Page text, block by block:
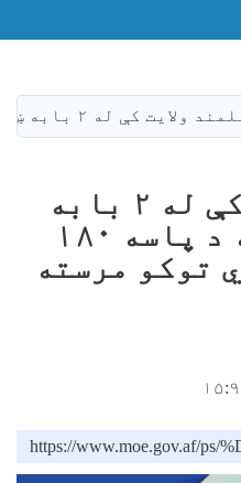
دانګل
له ۲ بابه ښوونځیو سره څه د پاسه ۱۸۰ قلمه لابراتواري توکو مرسته وشوه
په هلمند ولایت کې له ۲ بابه
ښوونځیو سره څه د پاسه ۱۸۰
توکو مرسته
https://www.moe.gov.af/ps/